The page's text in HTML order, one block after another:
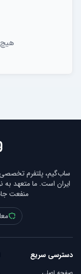
ساب‌گیم، پلتفرم
ایران است. ما متعهد
منفعت
دسترسی سریع